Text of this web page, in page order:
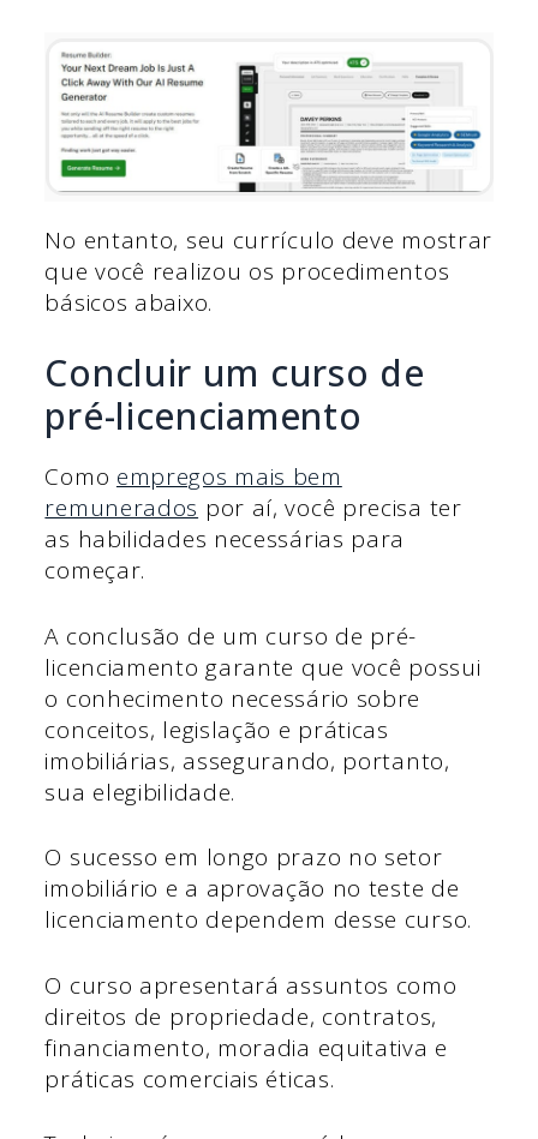
No entanto, seu currículo deve mostrar
que você realizou os procedimentos
básicos abaixo.
Concluir um curso de
pré-licenciamento
Como empregos mais bem
remunerados por aí, você precisa ter
as habilidades necessárias para
começar.
A conclusão de um curso de pré-
licenciamento garante que você possui
o conhecimento necessário sobre
conceitos, legislação e práticas
imobiliárias, assegurando, portanto,
sua elegibilidade.
O sucesso em longo prazo no setor
imobiliário e a aprovação no teste de
licenciamento dependem desse curso.
O curso apresentará assuntos como
direitos de propriedade, contratos,
financiamento, moradia equitativa e
práticas comerciais éticas.